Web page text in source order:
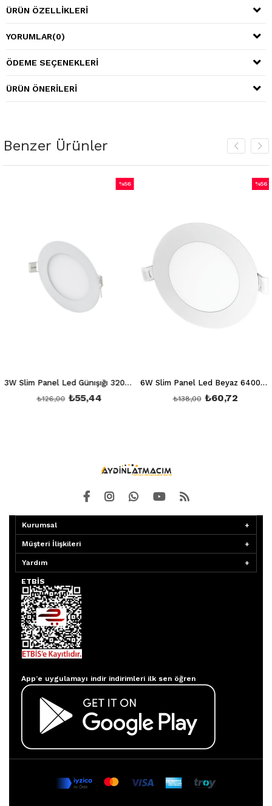
ÜRÜN ÖZELLIKLERI
YORUMLAR(0)
ÖDEME SEÇENEKLERI
ÜRÜN ÖNERILERI
Benzer Ürünler
3W Slim Panel Led Günışığı 3200K Ct 5144
₺55,44
₺126,00
%56
6W Slim Panel Led Beyaz 6400K Ct 5145
₺60,72
₺138,00
%56
Kurumsal
Müşteri İlişkileri
Yardım
ETBİS
App’e uygulamayı indir indirimleri ilk sen öğren